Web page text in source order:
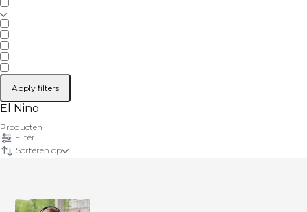
Apply filters
El Nino
Producten
Filter
Sorteren op